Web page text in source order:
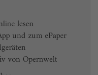
lesen
und zum ePaper
von Opernwelt